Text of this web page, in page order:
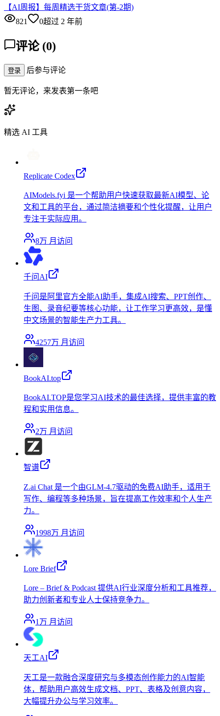
【AI周报】每周精选干货文章(第-2期)
821
0超过 2 年前
评论 (0)
登录 后参与评论
暂无评论，来发表第一条吧
精选 AI 工具
Replicate Codex
AIModels.fyi 是一个帮助用户快速获取最新AI模型、论
文和工具的平台，通过简洁摘要和个性化提醒，让用户
专注于实际应用。
8万 月访问
千问AI
千问是阿里官方全能AI助手，集成AI搜索、PPT创作、
生图、录音纪要等核心功能，让工作学习更高效，是懂
中文场景的智能生产力工具。
4257万 月访问
BookAI.top
BookAI.TOP是您学习AI技术的最佳选择，提供丰富的教
程和实用信息。
2万 月访问
智谱
Z.ai Chat 是一个由GLM-4.7驱动的免费AI助手，适用于
写作、编程等多种场景，旨在提高工作效率和个人生产
力。
1998万 月访问
Lore Brief
Lore – Brief & Podcast 提供AI行业深度分析和工具推荐，
助力创新者和专业人士保持竞争力。
1万 月访问
天工AI
天工是一款融合深度研究与多模态创作能力的AI智能
体，帮助用户高效生成文档、PPT、表格及创意内容，
大幅提升办公与学习效率。